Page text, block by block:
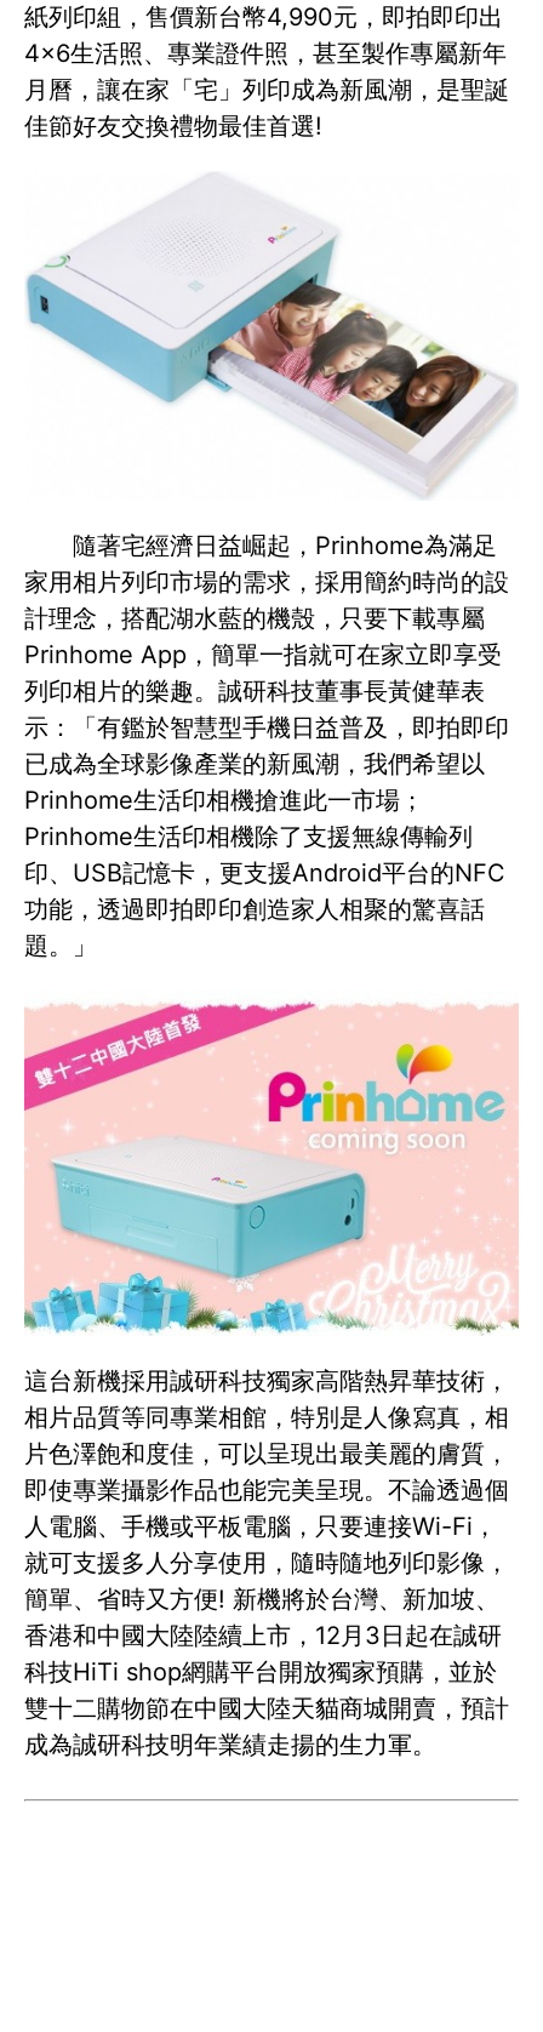
紙列印組，售價新台幣4,990元，即拍即印出
4×6生活照、專業證件照，甚至製作專屬新年
月曆，讓在家「宅」列印成為新風潮，是聖誕
佳節好友交換禮物最佳首選!
隨著宅經濟日益崛起，Prinhome為滿足
家用相片列印市場的需求，採用簡約時尚的設
計理念，搭配湖水藍的機殼，只要下載專屬
Prinhome App，簡單一指就可在家立即享受
列印相片的樂趣。誠研科技董事長黃健華表
示：「有鑑於智慧型手機日益普及，即拍即印
已成為全球影像產業的新風潮，我們希望以
Prinhome生活印相機搶進此一市場；
Prinhome生活印相機除了支援無線傳輸列
印、USB記憶卡，更支援Android平台的NFC
功能，透過即拍即印創造家人相聚的驚喜話
題。」
這台新機採用誠研科技獨家高階熱昇華技術，
相片品質等同專業相館，特別是人像寫真，相
片色澤飽和度佳，可以呈現出最美麗的膚質，
即使專業攝影作品也能完美呈現。不論透過個
人電腦、手機或平板電腦，只要連接Wi-Fi，
就可支援多人分享使用，隨時隨地列印影像，
簡單、省時又方便! 新機將於台灣、新加坡、
香港和中國大陸陸續上市，12月3日起在誠研
科技HiTi shop網購平台開放獨家預購，並於
雙十二購物節在中國大陸天貓商城開賣，預計
成為誠研科技明年業績走揚的生力軍。